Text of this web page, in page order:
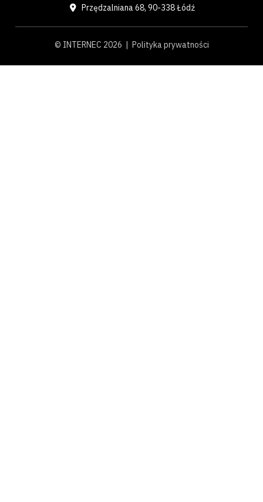
Przędzalniana 68, 90-338 Łódź
© INTERNEC 2026 | Polityka prywatności